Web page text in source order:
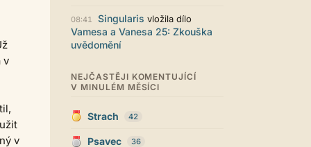
v
v
Strach 26.07. 21:35
Pena pace Lukio,... bude to tvrdy
zvykani po tech x letech ale
Terri42 26.07. 20:42
Na mobilu to vypadá super :-)
moc pěkné
LUKiO 26.07. 20:38
08:41 Singularis vložila dílo
Vamesa a Vanesa 25: Zkouška
uvědomění
NEJČASTĚJI KOMENTUJÍCÍ
V MINULÉM MĚSÍCI
Strach 42
Psavec 36